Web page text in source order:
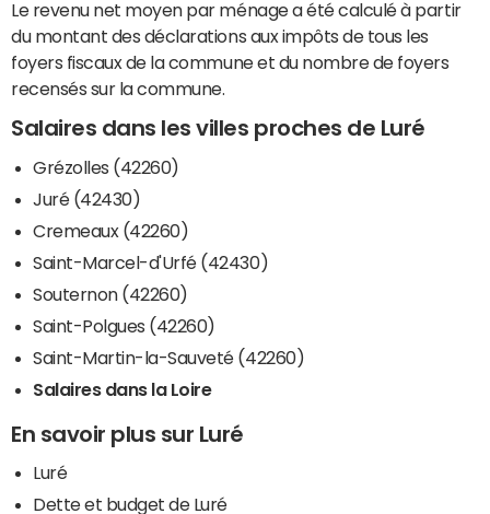
Le revenu net moyen par ménage a été calculé à partir
du montant des déclarations aux impôts de tous les
foyers fiscaux de la commune et du nombre de foyers
recensés sur la commune.
Salaires dans les villes proches de Luré
Grézolles (42260)
Juré (42430)
Cremeaux (42260)
Saint-Marcel-d'Urfé (42430)
Souternon (42260)
Saint-Polgues (42260)
Saint-Martin-la-Sauveté (42260)
Salaires dans la Loire
En savoir plus sur Luré
Luré
Dette et budget de Luré